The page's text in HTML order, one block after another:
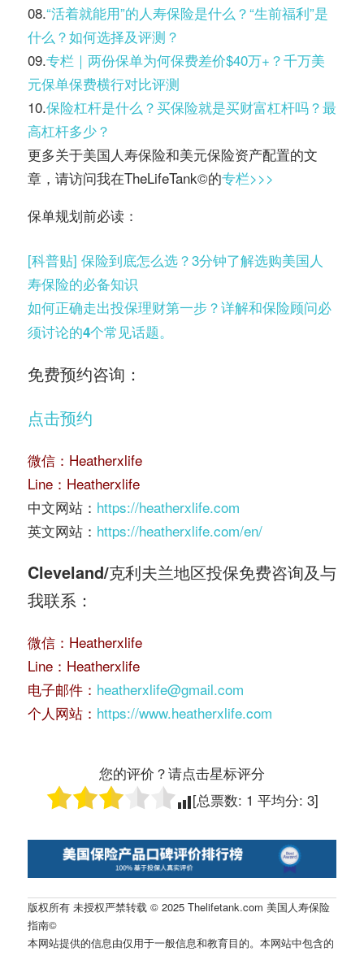
08.“活着就能用”的人寿保险是什么？“生前福利”是
什么？如何选择及评测？
09.专栏｜两份保单为何保费差价$40万+？千万美
元保单保费横行对比评测
10.保险杠杆是什么？买保险就是买财富杠杆吗？最
高杠杆多少？
更多关于美国人寿保险和美元保险资产配置的文
章，请访问我在TheLifeTank©️的专栏>>>
保单规划前必读：
[科普贴] 保险到底怎么选？3分钟了解选购美国人
寿保险的必备知识
如何正确走出投保理财第一步？详解和保险顾问必
须讨论的4个常见话题。
免费预约咨询：
点击预约
微信：Heatherxlife
Line：Heatherxlife
中文网站： https://heatherxlife.com
英文网站： https://heatherxlife.com/en/
Cleveland/克利夫兰地区投保免费咨询及与
我联系：
微信：Heatherxlife
Line：Heatherxlife
电子邮件： heatherxlife@gmail.com
个人网站： https://www.heatherxlife.com
您的评价？请点击星标评分
[总票数: 1 平均分: 3]
版权所有 未授权严禁转载 © 2025 Thelifetank.com 美国人寿保险
指南©️
本网站提供的信息由仅用于一般信息和教育目的。本网站中包含的